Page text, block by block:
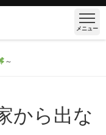
メニュー
～
から出な